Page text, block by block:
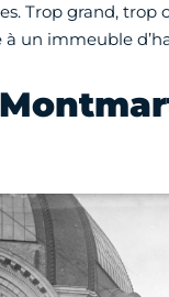
Trop grand, trop
à un immeuble